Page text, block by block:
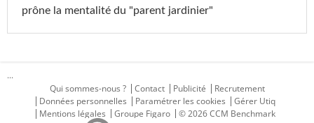
prône la mentalité du "parent jardinier"
...
Qui sommes-nous ?
Contact Publicité
Recrutement
Données personnelles
Paramétrer les cookies
Gérer Utiq
Mentions légales
Groupe Figaro © 2026 CCM Benchmark